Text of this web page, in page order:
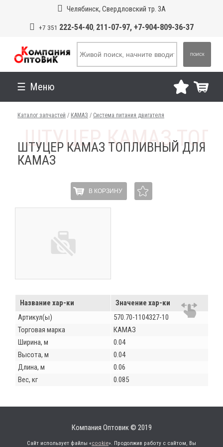
Челябинск, Свердловский тр. 3А
+7 351 222-54-40, 211-07-97, +7-904-809-36-37
ПОИСК
Меню
Каталог запчастей / КАМАЗ / Система питания двигателя
ШТУЦЕР КАМАЗ ТОПЛИВНЫЙ ДЛЯ
КАМАЗ
В КОРЗИНУ
Название хар-ки
Значение хар-ки
Артикул(ы)
570.70-1104327-10
Торговая марка
КАМАЗ
Ширина, м
0.04
Высота, м
0.04
Длина, м
0.06
Вес, кг
0.085
Компания Оптовик © 2019
Сайт использует файлы «cookie». Продолжив работу с сайтом, Вы